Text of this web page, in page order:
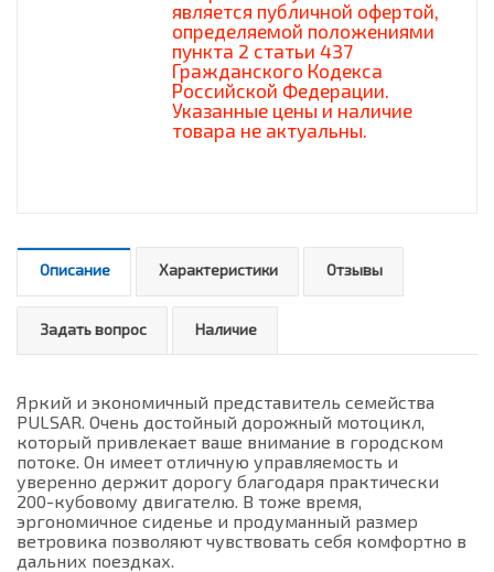
является публичной офертой,
определяемой положениями
пункта 2 статьи 437
Гражданского Кодекса
Российской Федерации.
Указанные цены и наличие
товара не актуальны.
Описание Характеристики Отзывы
Задать вопрос Наличие
Яркий и экономичный представитель семейства
PULSAR. Очень достойный дорожный мотоцикл,
который привлекает ваше внимание в городском
потоке. Он имеет отличную управляемость и
уверенно держит дорогу благодаря практически
200-кубовому двигателю. В тоже время,
эргономичное сиденье и продуманный размер
ветровика позволяют чувствовать себя комфортно в
дальних поездках.